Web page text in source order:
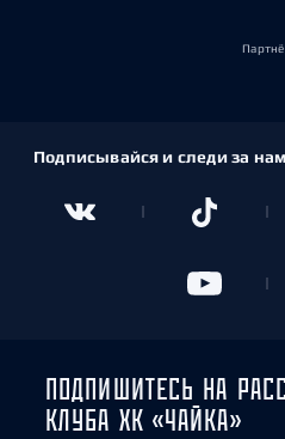
Подписывайся и следи за
ПОДПИШИТЕСЬ НА
КЛУБА ХК «ЧАЙКА»